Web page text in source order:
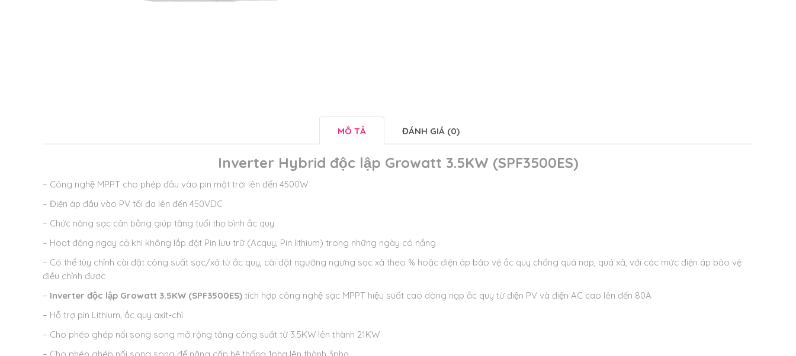
MÔ TẢ ĐÁNH GIÁ (0)
Inverter Hybrid độc lập Growatt 3.5KW (SPF3500ES)
– Công nghệ MPPT cho phép đầu vào pin mặt trời lên đến 4500W
– Điện áp đầu vào PV tối đa lên đến 450VDC
– Chức năng sạc cân bằng giúp tăng tuổi thọ bình ắc quy
– Hoạt động ngay cả khi không lắp đặt Pin lưu trữ (Acquy, Pin lithium) trong những ngày có nắng
– Có thể tùy chỉnh cài đặt công suất sạc/xả từ ắc quy, cài đặt ngưỡng ngưng sạc xả theo % hoặc điện áp bảo vệ ắc quy chống quá nạp, quá xả, với các mức điện áp bảo vệ
điều chỉnh được
– Inverter độc lập Growatt 3.5KW (SPF3500ES) tích hợp công nghệ sạc MPPT hiệu suất cao dòng nạp ắc quy từ điện PV và điện AC cao lên đến 80A
– Hỗ trợ pin Lithium, ắc quy axit-chì
– Cho phép ghép nối song song mở rộng tăng công suất từ 3.5KW lên thành 21KW